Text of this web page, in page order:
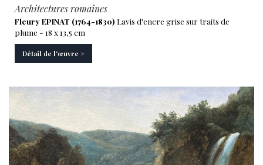
Architectures romaines
Fleury EPINAT (1764-1830) Lavis d'encre grise sur traits de
plume - 18 x 13,5 cm
Détail de l'œuvre >